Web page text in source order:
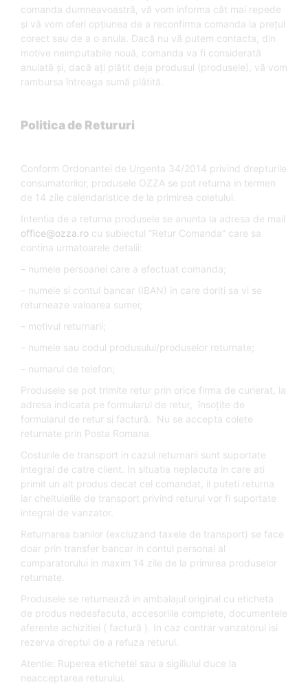
comanda dumneavoastră, vă vom informa cât mai repede
şi vă vom oferi opţiunea de a reconfirma comanda la preţul
corect sau de a o anula. Dacă nu vă putem contacta, din
motive neimputabile nouă, comanda va fi considerată
anulată şi, dacă aţi plătit deja produsul (produsele), vă vom
rambursa întreaga sumă plătită.
Politica de Retururi
Conform Ordonantei de Urgenta 34/2014 privind drepturile
consumatorilor, produsele OZZA se pot returna in termen
de 14 zile calendaristice de la primirea coletului.
Intentia de a returna produsele se anunta la adresa de mail
office@ozza.ro cu subiectul “Retur Comanda” care sa
contina urmatoarele detalii:
– numele persoanei care a efectuat comanda;
– numele si contul bancar (IBAN) in care doriti sa vi se
returneaze valoarea sumei;
– motivul returnarii;
– numele sau codul produsului/produselor returnate;
– numarul de telefon;
Produsele se pot trimite retur prin orice firma de curierat, la
adresa indicata pe formularul de retur, însoțite de
formularul de retur si factură. Nu se accepta colete
returnate prin Posta Romana.
Costurile de transport in cazul returnarii sunt suportate
integral de catre client. In situatia neplacuta in care ati
primit un alt produs decat cel comandat, il puteti returna
iar cheltuielile de transport privind returul vor fi suportate
integral de vanzator.
Returnarea banilor (excluzand taxele de transport) se face
doar prin transfer bancar in contul personal al
cumparatorului in maxim 14 zile de la primirea produselor
returnate.
Produsele se returnează in ambalajul original cu eticheta
de produs nedesfacuta, accesoriile complete, documentele
aferente achizitiei ( factură ). In caz contrar vanzatorul isi
rezerva dreptul de a refuza returul.
Atentie: Ruperea etichetei sau a sigiliului duce la
neacceptarea returului.